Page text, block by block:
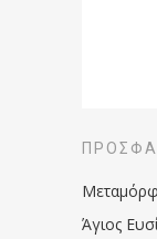
Άγιος